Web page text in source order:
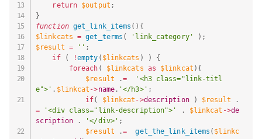
return $output ;
}
function get_link_items ( ) {
$linkcats = get_terms ( 'link_category' ) ;
$result = '' ;
if
( !empty ( $linkcats ) )
{
foreach ( $linkcats as $linkcat ) {
$result
.=
'<h3 class="link-titl
e">' . $linkcat ->name. '</h3>' ;
if( $linkcat ->description ) $result
.
=
'<div class="link-description">' . $linkcat ->de
scription
. '</div>' ;
$result
.= get_the_link_items ( $linkc